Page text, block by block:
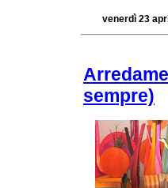
venerdì 23
sempre)